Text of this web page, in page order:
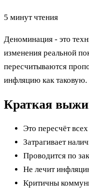
5 минут чтения
Деноминация - это
изменения реальной
пересчитываются
инфляцию как таковую.
Краткая
Это пересчёт
Затрагивает
Проводится по
Не лечит
Критичны